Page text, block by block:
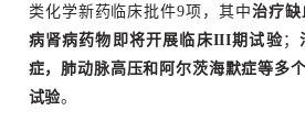
类化学新药临床批件9项，其中治疗
病肾病药物即将开展临床III期试验；
症，肺动脉高压和阿尔茨海默症等多
试验。